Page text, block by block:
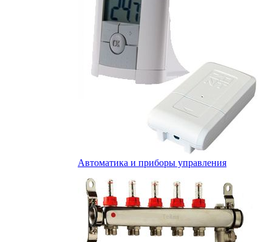
Автоматика и приборы управления